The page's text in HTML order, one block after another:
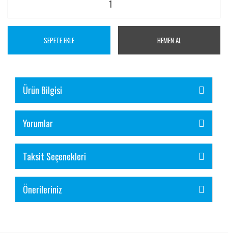
SEPETE EKLE HEMEN AL
Ürün Bilgisi
Yorumlar
Taksit Seçenekleri
Önerileriniz